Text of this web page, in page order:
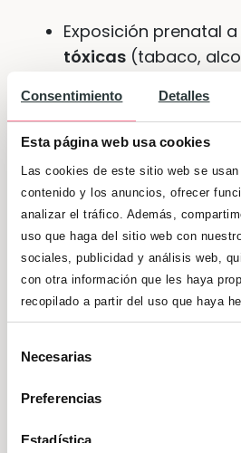
Consentimiento Detalles
Esta página web usa cookies
Las cookies de este sitio web se
contenido y los anuncios, ofrecer
analizar el tráfico. Además,
uso que haga del sitio web con
sociales, publicidad y análisis web,
con otra información que les haya
recopilado a partir del uso que haya
Necesarias
Preferencias
Estadística
Exposición prenatal a
tóxicas (tabaco,
Ambientes
estimulacióno
Falta de rutinaso
sueño
Estilo de crianza sin
Ejemplo:un niño con
predecibles, que
mensajes
adultos, puede mostrar
irritabilidad o